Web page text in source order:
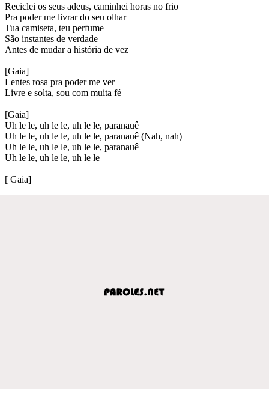
Reciclei os seus adeus, caminhei horas no frio
Pra poder me livrar do seu olhar
Tua camiseta, teu perfume
São instantes de verdade
Antes de mudar a história de vez
[Gaia]
Lentes rosa pra poder me ver
Livre e solta, sou com muita fé
[Gaia]
Uh le le, uh le le, uh le le, paranauê
Uh le le, uh le le, uh le le, paranauê (Nah, nah)
Uh le le, uh le le, uh le le, paranauê
Uh le le, uh le le, uh le le
[ Gaia]